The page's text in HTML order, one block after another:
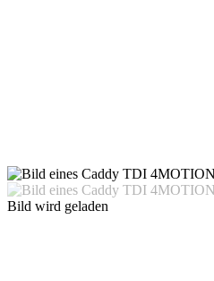
Bild wird geladen